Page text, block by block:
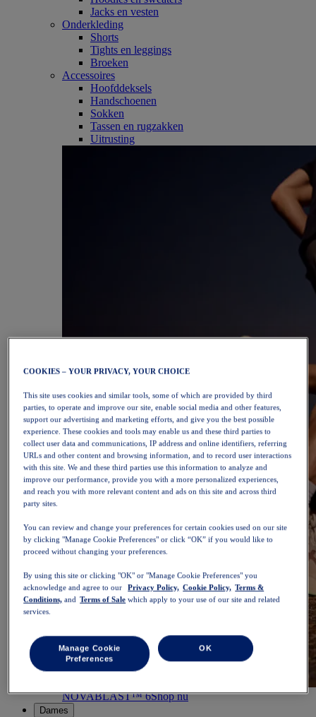
Jacks en vesten
Onderkleding
Shorts
Tights en leggings
Broeken
Accessoires
Hoofddeksels
Handschoenen
Sokken
Tassen en rugzakken
Uitrusting
NOVABLAST™ 6Shop nu
Dames
COOKIES – YOUR PRIVACY, YOUR CHOICE
This site uses cookies and similar tools, some of which are provided by third
parties, to operate and improve our site, enable social media and other features,
support our advertising and marketing efforts, and give you the best possible
experience. These cookies and tools may enable us and these third parties to
collect user data and communications, IP address and online identifiers, referring
URLs and other content and browsing information, and to record user interactions
with this site. We and these third parties use this information to analyze and
improve our performance, provide you with a more personalized experiences,
and reach you with more relevant content and ads on this site and across third
party sites.
You can review and change your preferences for certain cookies used on our site
by clicking "Manage Cookie Preferences" or click “OK” if you would like to
proceed without changing your preferences.
By using this site or clicking "OK" or "Manage Cookie Preferences" you
acknowledge and agree to our
Privacy Policy, Cookie Policy, Terms &
Conditions, and Terms of Sale which apply to your use of our site and related
services.
Manage Cookie
Preferences
OK